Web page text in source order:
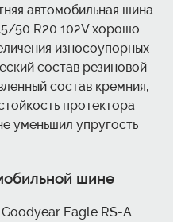
автомобильная шина
50 R20 102V хорошо
износоупорных
состав резиновой
состав кремния,
протектора
уменьшил упругость
шине
Eagle RS-A